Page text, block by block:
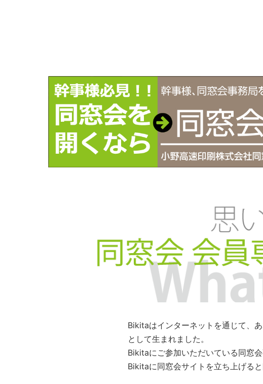
Bikitaはインターネットを通じて、
として生まれました。
Bikitaにご参加いただいている同窓
Bikitaに同窓会サイトを立ち上げる